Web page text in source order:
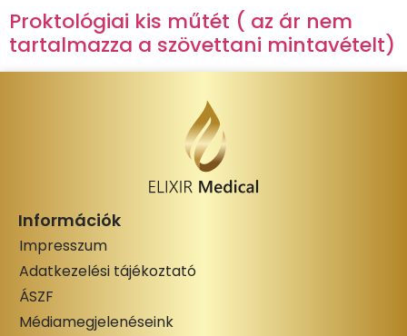
Proktológiai kis műtét ( az ár nem
tartalmazza a szövettani mintavételt)
Információk
Impresszum
Adatkezelési tájékoztató
ÁSZF
Médiamegjelenéseink